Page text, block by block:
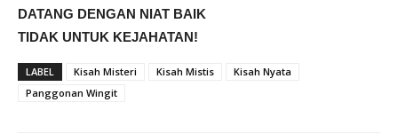
DATANG DENGAN NIAT BAIK
TIDAK UNTUK KEJAHATAN!
LABEL Kisah Misteri Kisah Mistis
Kisah Nyata
Panggonan Wingit